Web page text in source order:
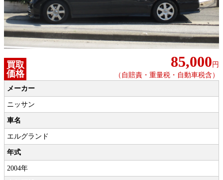
買取
価格
85,000 円
（自賠責・重量税・自動車税含）
メーカー
ニッサン
車名
エルグランド
年式
2004年